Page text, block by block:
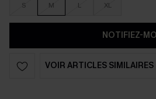
S M L XL
NOTIFIEZ-
VOIR ARTICLES SIMILAIRES